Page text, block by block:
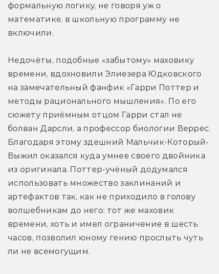
формальную логику, не говоря уж о
математике, в школьную программу не
включили.
Недочёты, подобные «забытому» маховику
времени, вдохновили Элиезера Юдковского
на замечательный фанфик «Гарри Поттер и
методы рационального мышления». По его
сюжету приёмным отцом Гарри стал не
болван Дарсли, а профессор биологии Веррес.
Благодаря этому здешний Мальчик-Который-
Выжил оказался куда умнее своего двойника
из оригинала. Поттер-учёный додумался
использовать множество заклинаний и
артефактов так, как не приходило в голову
волшебникам до него: тот же маховик
времени, хоть и имел ограничение в шесть
часов, позволил юному гению прослыть чуть
ли не всемогущим.